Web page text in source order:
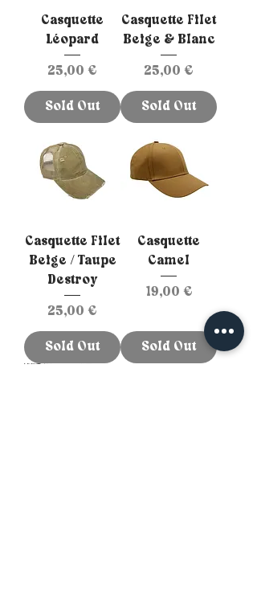
Casquette
Léopard
Prix
25,00 €
Sold Out
Casquette Filet
Beige & Blanc
Prix
25,00 €
Sold Out
Casquette Filet
Beige / Taupe
Destroy
Prix
25,00 €
Sold Out
Casquette
Camel
Prix
19,00 €
Sold Out